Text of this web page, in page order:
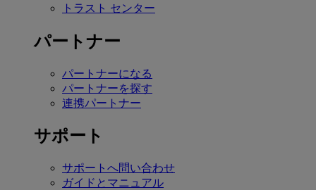
トラスト センター
パートナー
パートナーになる
パートナーを探す
連携パートナー
サポート
サポートへ問い合わせ
ガイドとマニュアル